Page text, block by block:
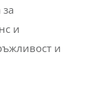
и
и